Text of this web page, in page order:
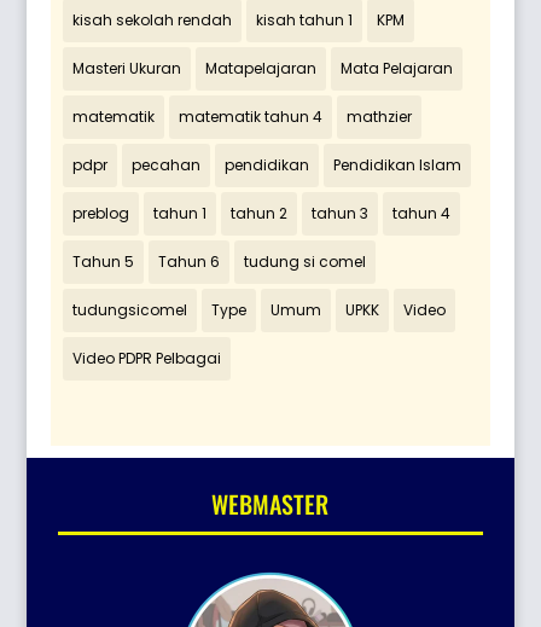
kisah sekolah rendah kisah tahun 1 KPM
Masteri Ukuran Matapelajaran Mata Pelajaran
matematik matematik tahun 4 mathzier
pdpr pecahan pendidikan Pendidikan Islam
preblog tahun 1 tahun 2 tahun 3 tahun 4
Tahun 5 Tahun 6 tudung si comel
tudungsicomel Type Umum UPKK Video
Video PDPR Pelbagai
WEBMASTER